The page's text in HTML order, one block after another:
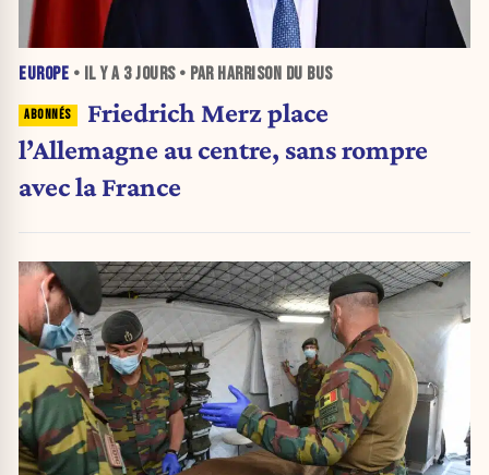
EUROPE • IL Y A 3 JOURS• PAR HARRISON DU BUS
Friedrich Merz place
l’Allemagne au centre, sans rompre
avec la France